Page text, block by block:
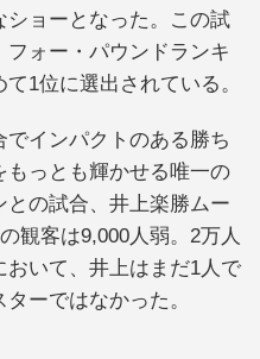
ョーとなった。この試
ォー・パウンドランキ
1位に選出されている。
でインパクトのある勝ち
っとも輝かせる唯一の
の試合、井上楽勝ムー
観客は9,000人弱。2万人
いて、井上はまだ1人で
ーではなかった。